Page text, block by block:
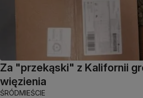
Za "przekąski" z Kalifornii
więzienia
ŚRÓDMIEŚCIE